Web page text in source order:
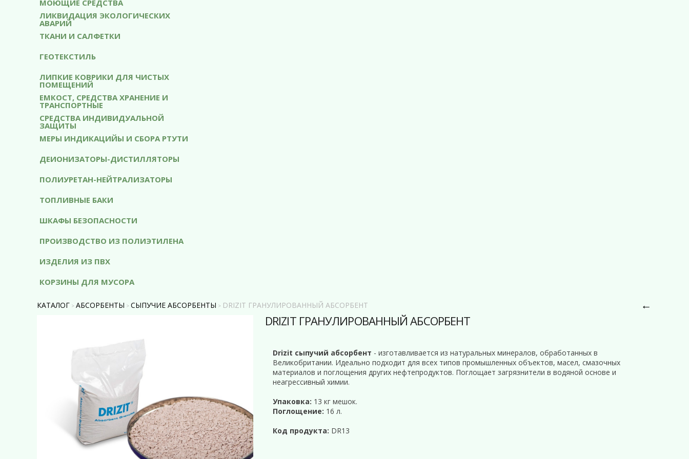
МОЮЩИЕ СРЕДСТВА
ЛИКВИДАЦИЯ ЭКОЛОГИЧЕСКИХ
АВАРИЙ
ТКАНИ И САЛФЕТКИ
ГЕОТЕКСТИЛЬ
ЛИПКИЕ КОВРИКИ ДЛЯ ЧИСТЫХ
ПОМЕЩЕНИЙ
ЕМКОСТ, СРЕДСТВА ХРАНЕНИЕ И
ТРАНСПОРТНЫЕ
СРЕДСТВА ИНДИВИДУАЛЬНОЙ
ЗАЩИТЫ
МЕРЫ ИНДИКАЦИЙЫ И СБОРA РТУТИ
ДЕИОНИЗАТОРЫ-ДИСТИЛЛЯТОРЫ
ПОЛИУРЕТАН-НЕЙТРАЛИЗАТОРЫ
ТОПЛИВНЫЕ БАКИ
ШКАФЫ БЕЗОПАСНОСТИ
ПРОИЗВОДСТВО ИЗ ПОЛИЭТИЛЕНА
ИЗДЕЛИЯ ИЗ ПВХ
КОРЗИНЫ ДЛЯ МУСОРА
КАТАЛОГ > АБСОРБЕНТЫ > СЫПУЧИЕ АБСОРБЕНТЫ > DRIZIT ГРАНУЛИРОВАННЫЙ АБСОРБЕНТ ←
DRIZIT ГРАНУЛИРОВАННЫЙ АБСОРБЕНТ
Drizit сыпучий абсорбент - изготавливается из натуральных минералов, обработанных в
Великобритании. Идеально подходит для всех типов промышленных объектов, масел, смазочных
материалов и поглощения других нефтепродуктов. Поглощает загрязнители в водяной основе и
неагрессивный химии.
Упаковка: 13 кг мешок.
Поглощение: 16 л.
Код продукта: DR13